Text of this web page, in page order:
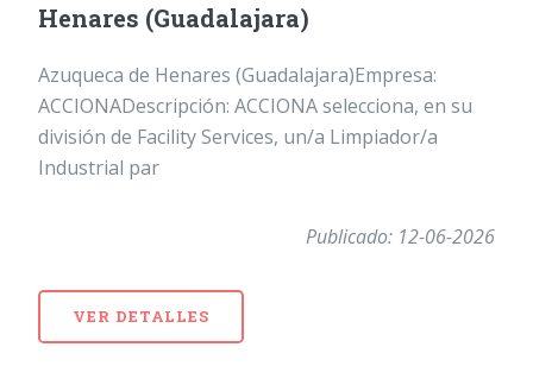
Henares (Guadalajara)
Azuqueca de Henares (Guadalajara)Empresa:
ACCIONADescripción: ACCIONA selecciona, en su
división de Facility Services, un/a Limpiador/a
Industrial par
Publicado: 12-06-2026
VER DETALLES